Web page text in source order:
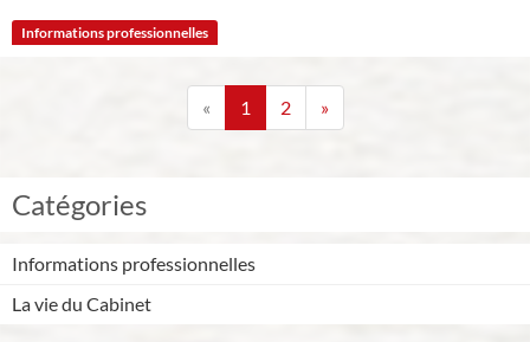
Informations professionnelles
« 1 2 »
Catégories
Informations professionnelles
La vie du Cabinet